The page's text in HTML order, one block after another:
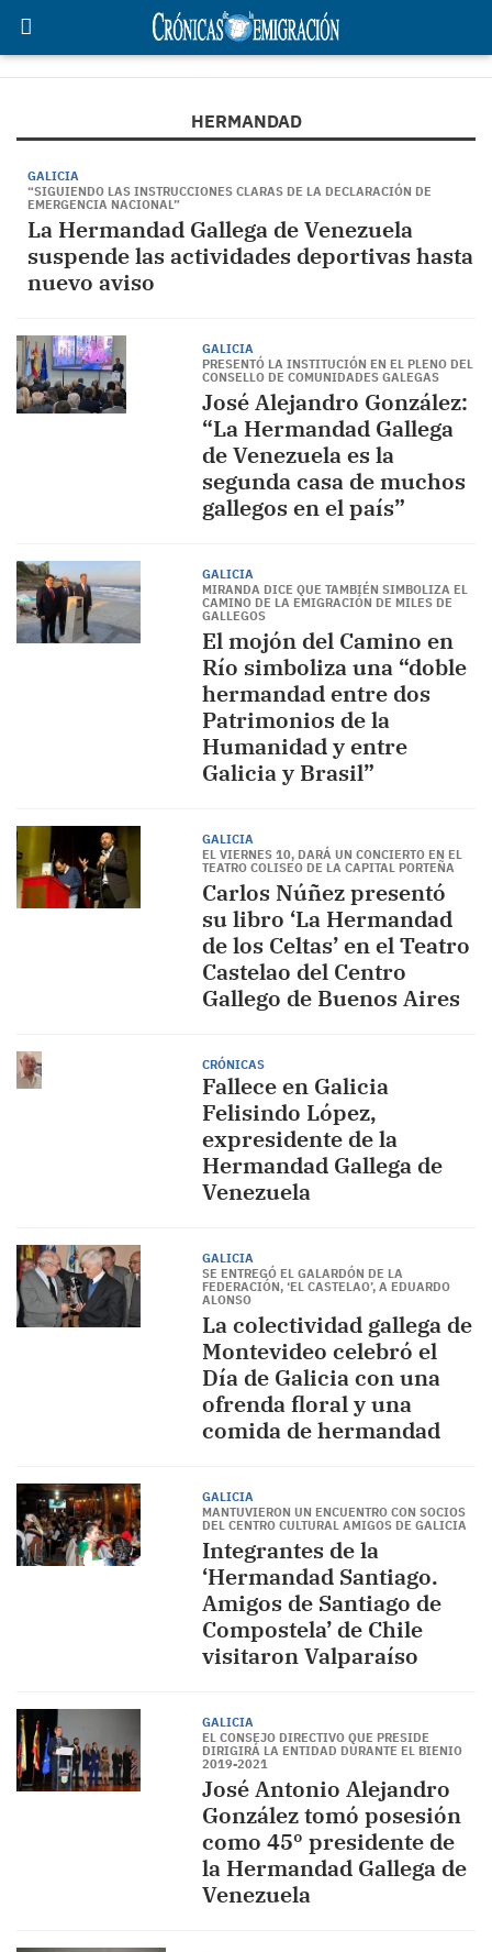
HERMANDAD
GALICIA
“SIGUIENDO LAS INSTRUCCIONES CLARAS DE LA DECLARACIÓN DE
EMERGENCIA NACIONAL”
La Hermandad Gallega de Venezuela
suspende las actividades deportivas hasta
nuevo aviso
GALICIA
PRESENTÓ LA INSTITUCIÓN EN EL PLENO DEL
CONSELLO DE COMUNIDADES GALEGAS
José Alejandro González:
“La Hermandad Gallega
de Venezuela es la
segunda casa de muchos
gallegos en el país”
GALICIA
MIRANDA DICE QUE TAMBIÉN SIMBOLIZA EL
CAMINO DE LA EMIGRACIÓN DE MILES DE
GALLEGOS
El mojón del Camino en
Río simboliza una “doble
hermandad entre dos
Patrimonios de la
Humanidad y entre
Galicia y Brasil”
GALICIA
EL VIERNES 10, DARÁ UN CONCIERTO EN EL
TEATRO COLISEO DE LA CAPITAL PORTEÑA
Carlos Núñez presentó
su libro ‘La Hermandad
de los Celtas’ en el Teatro
Castelao del Centro
Gallego de Buenos Aires
CRÓNICAS
Fallece en Galicia
Felisindo López,
expresidente de la
Hermandad Gallega de
Venezuela
GALICIA
SE ENTREGÓ EL GALARDÓN DE LA
FEDERACIÓN, ‘EL CASTELAO’, A EDUARDO
ALONSO
La colectividad gallega de
Montevideo celebró el
Día de Galicia con una
ofrenda floral y una
comida de hermandad
GALICIA
MANTUVIERON UN ENCUENTRO CON SOCIOS
DEL CENTRO CULTURAL AMIGOS DE GALICIA
Integrantes de la
‘Hermandad Santiago.
Amigos de Santiago de
Compostela’ de Chile
visitaron Valparaíso
GALICIA
EL CONSEJO DIRECTIVO QUE PRESIDE
DIRIGIRÁ LA ENTIDAD DURANTE EL BIENIO
2019-2021
José Antonio Alejandro
González tomó posesión
como 45º presidente de
la Hermandad Gallega de
Venezuela